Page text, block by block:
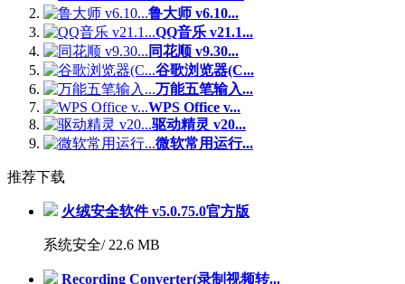
鲁大师 v6.10...
QQ音乐 v21.1...
同花顺 v9.30...
谷歌浏览器(C...
万能五笔输入...
WPS Office v...
驱动精灵 v20...
微软常用运行...
推荐下载
火绒安全软件 v5.0.75.0官方版
系统安全/ 22.6 MB
Recording Converter(录制视频转...